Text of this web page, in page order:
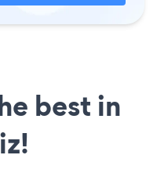
best in